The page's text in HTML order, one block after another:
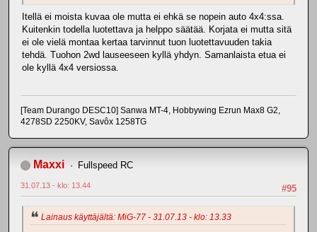
Itellä ei moista kuvaa ole mutta ei ehkä se nopein auto 4x4:ssa.
Kuitenkin todella luotettava ja helppo säätää. Korjata ei mutta sitä
ei ole vielä montaa kertaa tarvinnut tuon luotettavuuden takia
tehdä. Tuohon 2wd lauseeseen kyllä yhdyn. Samanlaista etua ei
ole kyllä 4x4 versiossa.
[Team Durango DESC10] Sanwa MT-4, Hobbywing Ezrun Max8 G2,
4278SD 2250KV, Savôx 1258TG
Maxxi Fullspeed RC
#95
31.07.13 - klo: 13.44
Lainaus käyttäjältä: MiG-77 - 31.07.13 - klo: 13.33